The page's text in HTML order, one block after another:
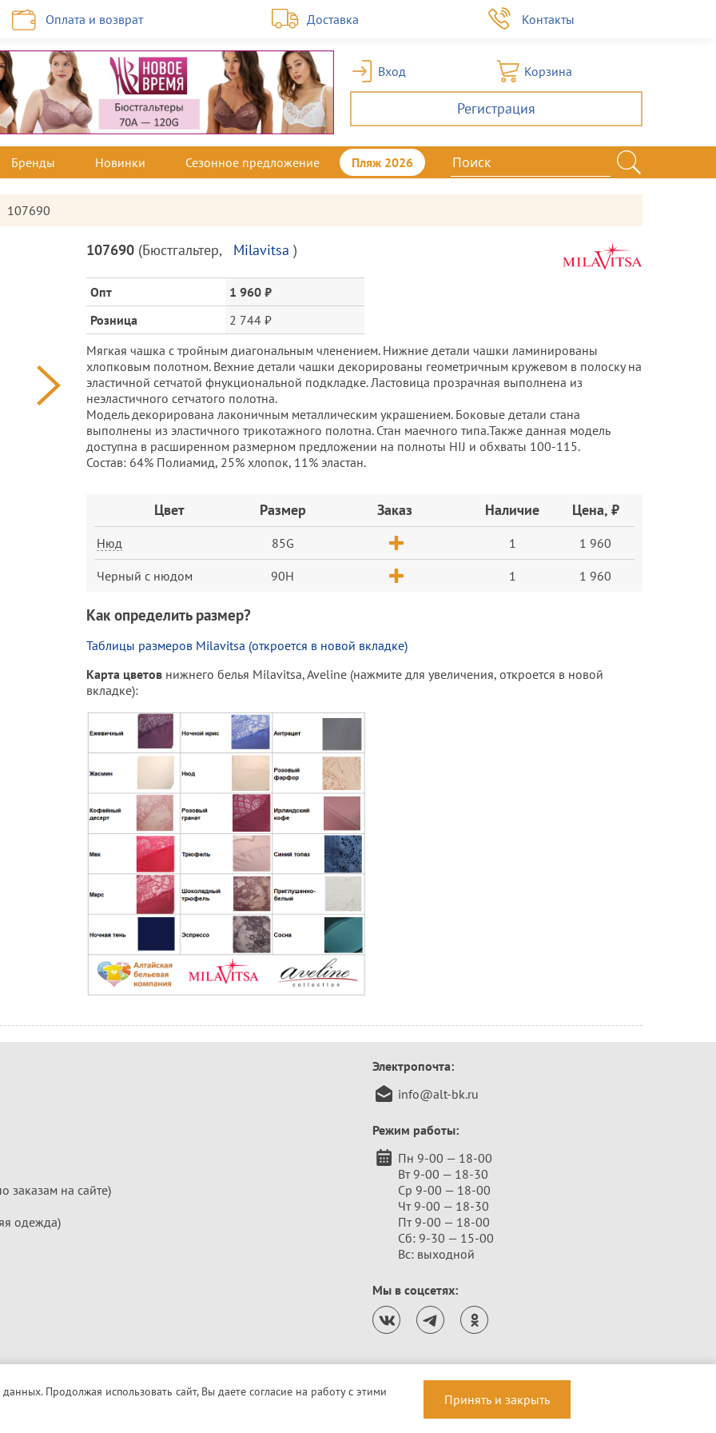
Оплата и возврат Доставка Контакты
Вход Корзина
Регистрация
Бренды Новинки Сезонное предложение Пляж 2026
107690
Описание
товара
и
цена
107690 (Бюстгальтер, Milavitsa )
Опт
1 960 ₽
Розница
2 744 ₽
Мягкая чашка с тройным диагональным членением. Нижние детали чашки ламинированы
хлопковым полотном. Вехние детали чашки декорированы геометричным кружевом в полоску на
эластичной сетчатой фнукциональной подкладке. Ластовица прозрачная выполнена из
неэластичного сетчатого полотна.
Модель декорирована лаконичным металлическим украшением. Боковые детали стана
выполнены из эластичного трикотажного полотна. Стан маечного типа.Также данная модель
доступна в расширенном размерном предложении на полноты HIJ и обхваты 100-115.
Состав: 64% Полиамид, 25% хлопок, 11% эластан.
Цвет Размер Заказ Наличие Цена, ₽
Нюд 85G 1 1 960
Черный с нюдом 90H 1 1 960
Как определить размер?
Таблицы размеров Milavitsa (откроется в новой вкладке)
Карта цветов нижнего белья Milavitsa, Aveline (нажмите для увеличения, откроется в новой
вкладке):
заказам на сайте)
одежда)
Электропочта:
info@alt-bk.ru
Режим работы:
Пн 9-00 — 18-00
Вт 9-00 — 18-30
Ср 9-00 — 18-00
Чт 9-00 — 18-30
Пт 9-00 — 18-00
Сб: 9-30 — 15-00
Вс: выходной
Мы в соцсетях:
Продолжая использовать сайт, Вы даете согласие на работу с этими
Принять и закрыть